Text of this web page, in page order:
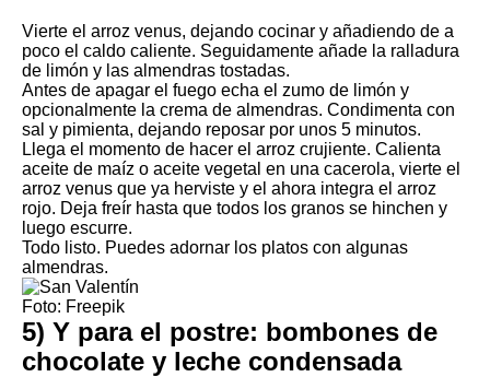
Vierte el arroz venus, dejando cocinar y añadiendo de a
poco el caldo caliente. Seguidamente añade la ralladura
de limón y las almendras tostadas.
Antes de apagar el fuego echa el zumo de limón y
opcionalmente la crema de almendras. Condimenta con
sal y pimienta, dejando reposar por unos 5 minutos.
Llega el momento de hacer el arroz crujiente. Calienta
aceite de maíz o aceite vegetal en una cacerola, vierte el
arroz venus que ya herviste y el ahora integra el arroz
rojo. Deja freír hasta que todos los granos se hinchen y
luego escurre.
Todo listo. Puedes adornar los platos con algunas
almendras.
Foto: Freepik
5) Y para el postre: bombones de
chocolate y leche condensada